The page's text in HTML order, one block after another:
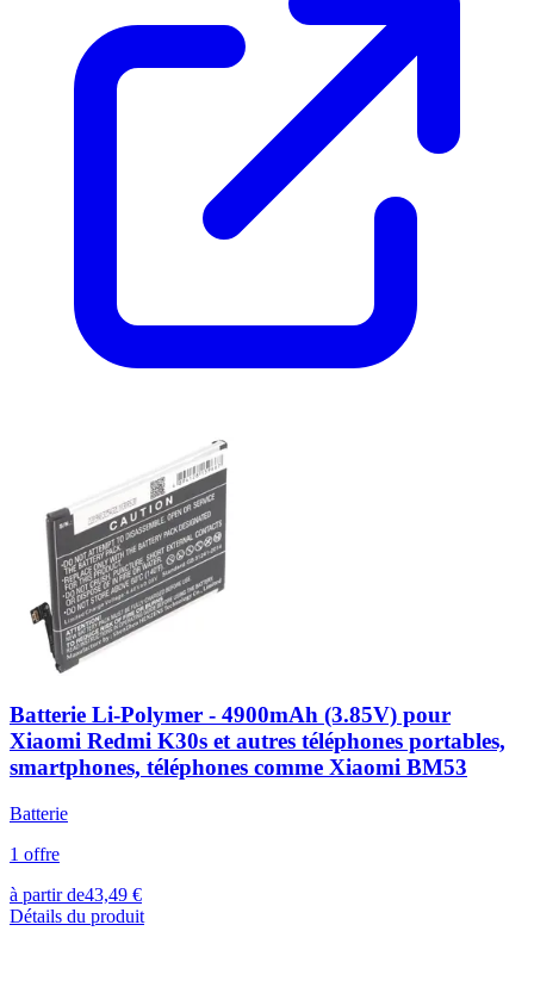
Batterie Li-Polymer - 4900mAh (3.85V) pour
Xiaomi Redmi K30s et autres téléphones portables,
smartphones, téléphones comme Xiaomi BM53
Batterie
1 offre
à partir de43,49 €
Détails du produit